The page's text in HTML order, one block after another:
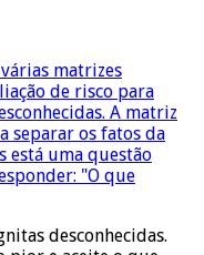
desconhecidas.